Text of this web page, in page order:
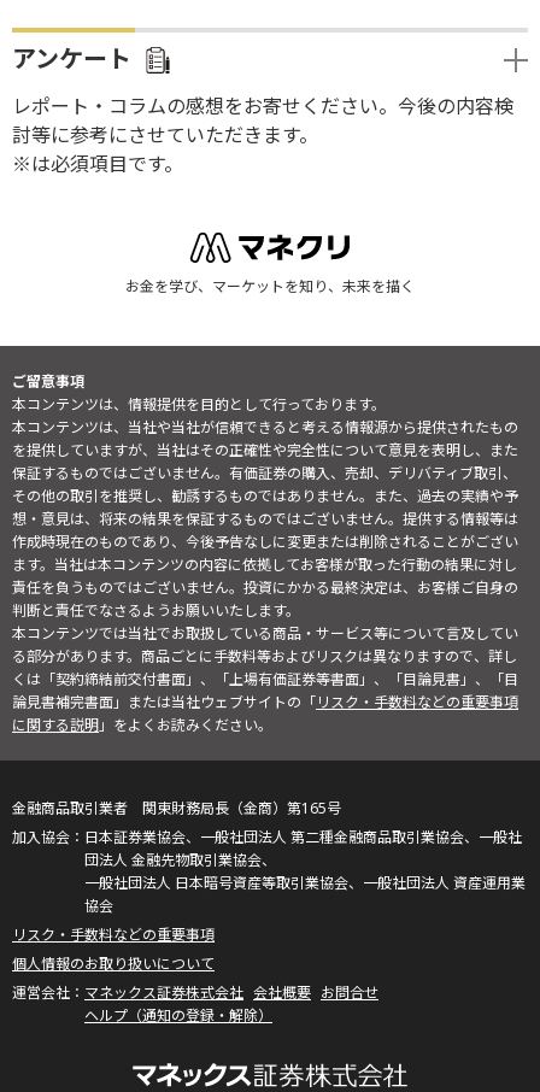
アンケート
レポート・コラムの感想をお寄せください。今後の内容検
討等に参考にさせていただきます。
※は必須項目です。
お金を学び、マーケットを知り、未来を描く
ご留意事項
本コンテンツは、情報提供を目的として行っております。
本コンテンツは、当社や当社が信頼できると考える情報源から提供されたもの
を提供していますが、当社はその正確性や完全性について意見を表明し、また
保証するものではございません。有価証券の購入、売却、デリバティブ取引、
その他の取引を推奨し、勧誘するものではありません。また、過去の実績や予
想・意見は、将来の結果を保証するものではございません。提供する情報等は
作成時現在のものであり、今後予告なしに変更または削除されることがござい
ます。当社は本コンテンツの内容に依拠してお客様が取った行動の結果に対し
責任を負うものではございません。投資にかかる最終決定は、お客様ご自身の
判断と責任でなさるようお願いいたします。
本コンテンツでは当社でお取扱している商品・サービス等について言及してい
る部分があります。商品ごとに手数料等およびリスクは異なりますので、詳し
くは「契約締結前交付書面」、「上場有価証券等書面」、「目論見書」、「目
論見書補完書面」または当社ウェブサイトの「リスク・手数料などの重要事項
に関する説明」をよくお読みください。
金融商品取引業者 関東財務局長（金商）第165号
日本証券業協会、一般社団法人 第二種金融商品取引業協会、一般社
団法人 金融先物取引業協会、
一般社団法人 日本暗号資産等取引業協会、一般社団法人 資産運用業
協会
リスク・手数料などの重要事項
個人情報のお取り扱いについて
マネックス証券株式会社 会社概要 お問合せ
ヘルプ（通知の登録・解除）